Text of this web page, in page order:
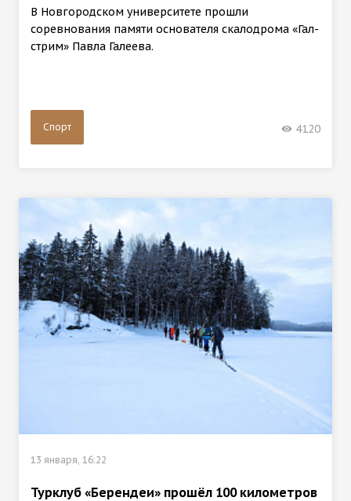
В Новгородском университете прошли
соревнования памяти основателя скалодрома «Гал-
стрим» Павла Галеева.
Спорт 4120
13 января, 16:22
Турклуб «Берендеи» прошёл 100 километров